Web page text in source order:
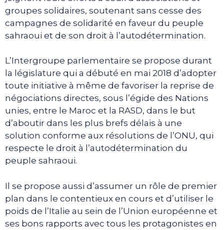
groupes solidaires, soutenant sans cesse des
campagnes de solidarité en faveur du peuple
sahraoui et de son droit à l’autodétermination.
L’Intergroupe parlementaire se propose durant
la législature qui a débuté en mai 2018 d’adopter
toute initiative à même de favoriser la reprise de
négociations directes, sous l’égide des Nations
unies, entre le Maroc et la RASD, dans le but
d’aboutir dans les plus brefs délais à une
solution conforme aux résolutions de l’ONU, qui
respecte le droit à l’autodétermination du
peuple sahraoui.
Il se propose aussi d’assumer un rôle de premier
plan dans le contentieux en cours et d’utiliser le
poids de l’Italie au sein de l’Union européenne et
ses bons rapports avec tous les protagonistes en